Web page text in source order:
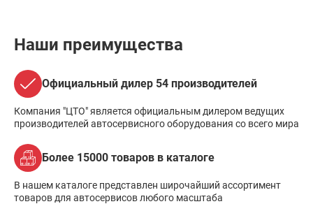
Наши преимущества
Официальный дилер 54 производителей
Компания "ЦТО" является официальным дилером ведущих
производителей автосервисного оборудования со всего мира
Более 15000 товаров в каталоге
В нашем каталоге представлен широчайший ассортимент
товаров для автосервисов любого масштаба